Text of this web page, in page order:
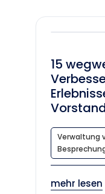
15
Verwaltung
mehr lesen